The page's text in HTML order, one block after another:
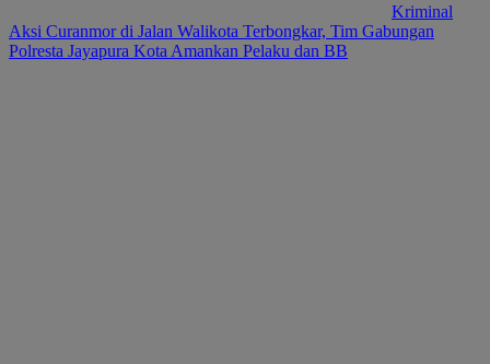
Kriminal
Aksi Curanmor di Jalan Walikota Terbongkar, Tim Gabungan
Polresta Jayapura Kota Amankan Pelaku dan BB